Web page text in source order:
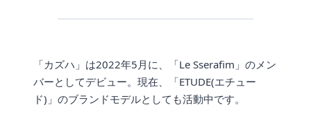
「カズハ」は2022年5月に、「Le Sserafim」のメン
バーとしてデビュー。現在、「ETUDE(エチュー
ド)」のブランドモデルとしても活動中です。